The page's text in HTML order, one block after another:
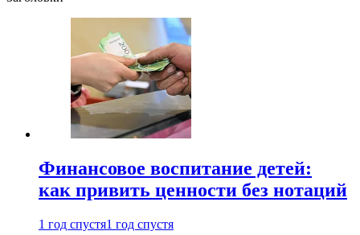
Финансовое воспитание детей:
как привить ценности без нотаций
1 год спустя1 год спустя